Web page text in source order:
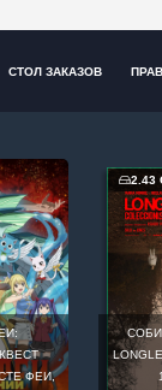
СТОЛ ЗАКАЗОВ
ФЕИ,
2.43